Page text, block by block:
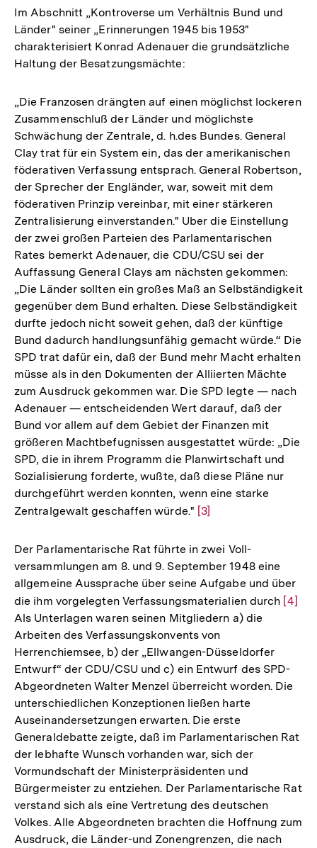
Im Abschnitt „Kontroverse um Verhältnis Bund und
Länder" seiner „Erinnerungen 1945 bis 1953"
charakterisiert Konrad Adenauer die grundsätzliche
Haltung der Besatzungsmächte:
„Die Franzosen drängten auf einen möglichst lockeren
Zusammenschluß der Länder und möglichste
Schwächung der Zentrale, d. h.des Bundes. General
Clay trat für ein System ein, das der amerikanischen
föderativen Verfassung entsprach. General Robertson,
der Sprecher der Engländer, war, soweit mit dem
föderativen Prinzip vereinbar, mit einer stärkeren
Zentralisierung einverstanden." Uber die Einstellung
der zwei großen Parteien des Parlamentarischen
Rates bemerkt Adenauer, die CDU/CSU sei der
Auffassung General Clays am nächsten gekommen:
„Die Länder sollten ein großes Maß an Selbständigkeit
gegenüber dem Bund erhalten. Diese Selbständigkeit
durfte jedoch nicht soweit gehen, daß der künftige
Bund dadurch handlungsunfähig gemacht würde.“ Die
SPD trat dafür ein, daß der Bund mehr Macht erhalten
müsse als in den Dokumenten der Alliierten Mächte
zum Ausdruck gekommen war. Die SPD legte — nach
Adenauer — entscheidenden Wert darauf, daß der
Bund vor allem auf dem Gebiet der Finanzen mit
größeren Machtbefugnissen ausgestattet würde: „Die
SPD, die in ihrem Programm die Planwirtschaft und
Sozialisierung forderte, wußte, daß diese Pläne nur
durchgeführt werden konnten, wenn eine starke
Zentralgewalt geschaffen würde." Zur
der
Fußnote
[3]
Der Parlamentarische Rat führte in zwei Voll-
versammlungen am 8. und 9. September 1948 eine
allgemeine Aussprache über seine Aufgabe und über
die ihm vorgelegten Verfassungsmaterialien durch Zur
[4]
Als Unterlagen waren seinen Mitgliedern a) die
Arbeiten des Verfassungskonvents von
Herrenchiemsee, b) der „Ellwangen-Düsseldorfer
Entwurf“ der CDU/CSU und c) ein Entwurf des SPD-
Abgeordneten Walter Menzel überreicht worden. Die
unterschiedlichen Konzeptionen ließen harte
Auseinandersetzungen erwarten. Die erste
Generaldebatte zeigte, daß im Parlamentarischen Rat
der lebhafte Wunsch vorhanden war, sich der
Vormundschaft der Ministerpräsidenten und
Bürgermeister zu entziehen. Der Parlamentarische Rat
verstand sich als eine Vertretung des deutschen
Volkes. Alle Abgeordneten brachten die Hoffnung zum
Ausdruck, die Länder-und Zonengrenzen, die nach